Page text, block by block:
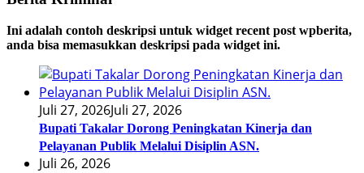
Ini adalah contoh deskripsi untuk widget recent post wpberita,
anda bisa memasukkan deskripsi pada widget ini.
Juli 27, 2026Juli 27, 2026
Bupati Takalar Dorong Peningkatan Kinerja dan
Pelayanan Publik Melalui Disiplin ASN.
Juli 26, 2026